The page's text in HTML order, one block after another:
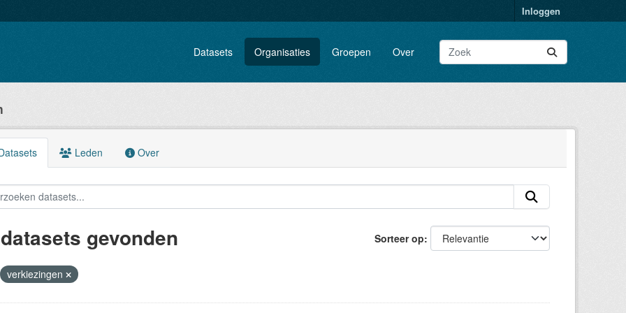
Inloggen
Datasets Organisaties Groepen Over
Leden Over
Sorteer op
gevonden
verkiezingen